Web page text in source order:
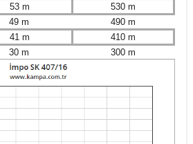
53 m
530 m
49 m
490 m
41 m
410 m
30 m 300 m